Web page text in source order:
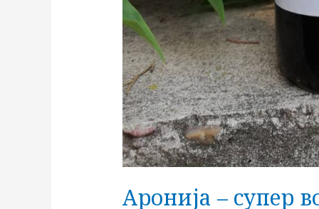
Аронија – супер